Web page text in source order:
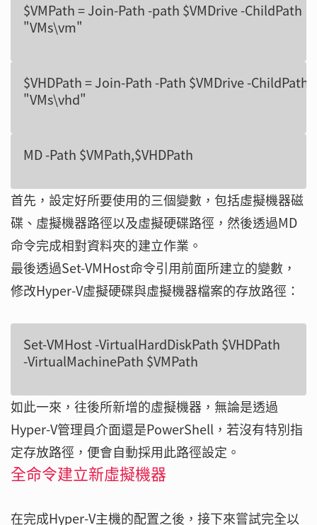
$VMPath = Join-Path -path $VMDrive -ChildPath
$VHDPath = Join-Path -Path $VMDrive -ChildPath
首先，設定好所要使用的三個變數，包括虛擬機器磁
碟、虛擬機器路徑以及虛擬硬碟路徑，然後透過MD
命令完成相對資料夾的建立作業。
最後透過Set-VMHost命令引用前面所建立的變數，
修改Hyper-V虛擬硬碟與虛擬機器檔案的存放路徑：
Set-VMHost -VirtualHardDiskPath $VHDPath
如此一來，往後所新增的虛擬機器，無論是透過
Hyper-V管理員介面還是PowerShell，若沒有特別指
定存放路徑，便會自動採用此路徑設定。
全命令建立新虛擬機器
在完成Hyper-V主機的配置之後，接下來嘗試完全以